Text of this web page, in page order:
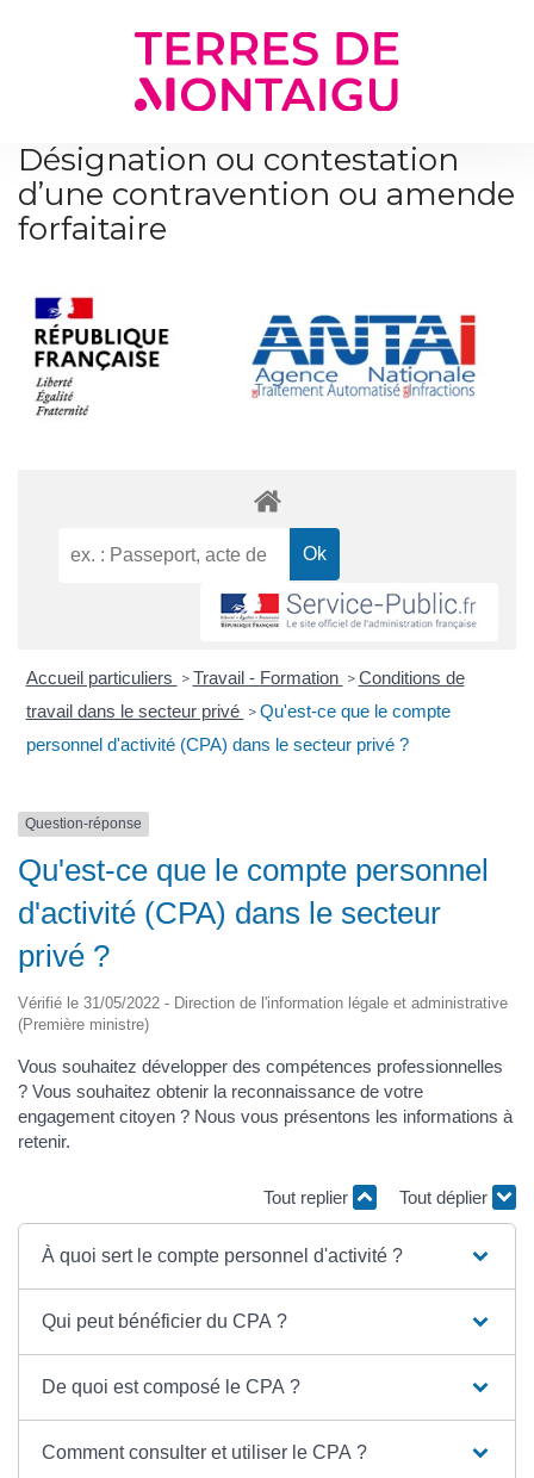
Désignation ou contestation
d’une contravention ou amende
forfaitaire
Accueil particuliers > Travail - Formation > Conditions de
travail dans le secteur privé > Qu'est-ce que le compte
personnel d'activité (CPA) dans le secteur privé ?
Question-réponse
Qu'est-ce que le compte personnel
d'activité (CPA) dans le secteur
privé ?
Vérifié le 31/05/2022 - Direction de l'information légale et administrative
(Première ministre)
Vous souhaitez développer des compétences professionnelles
? Vous souhaitez obtenir la reconnaissance de votre
engagement citoyen ? Nous vous présentons les informations à
retenir.
Tout replier Tout déplier
À quoi sert le compte personnel d'activité ?
Qui peut bénéficier du CPA ?
De quoi est composé le CPA ?
Comment consulter et utiliser le CPA ?